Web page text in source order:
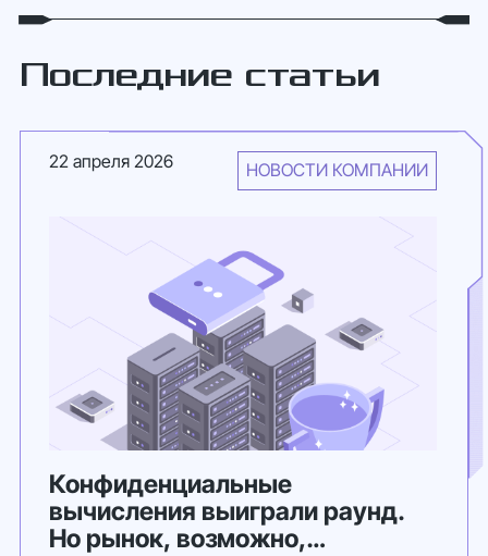
Последние статьи
22 апреля 2026 НОВОСТИ КОМПАНИИ
Конфиденциальные
вычисления выиграли раунд.
Но рынок, возможно,